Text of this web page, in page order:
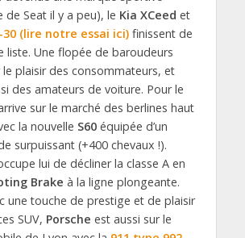
de Seat il y a peu), le Kia XCeed et
30 (lire notre essai ici)finissent de
liste. Une flopée de baroudeurs
plaisir des consommateurs, et
des amateurs de voiture. Pour le
sur le marché des berlines haut
la nouvelle S60équipée d’un
surpuissant (+400 chevaux !).
lui de décliner la classe A en
Brake à la ligne plongeante.
une touche de prestige et de plaisir
SUV, Porsche est aussi sur le